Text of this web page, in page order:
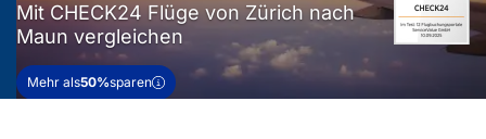
Mit CHECK24 Flüge von Zürich nach
Maun vergleichen
Mehr als50%sparen